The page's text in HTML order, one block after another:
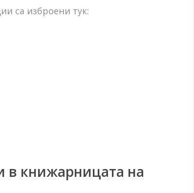
са изброени тук:
в книжарницата на